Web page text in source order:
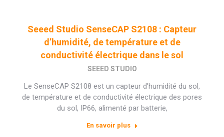
Seeed Studio SenseCAP S2108 : Capteur
d’humidité, de température et de
conductivité électrique dans le sol
SEEED STUDIO
Le SenseCAP S2108 est un capteur d’humidité du sol,
de température et de conductivité électrique des pores
du sol, IP66, alimenté par batterie,
En savoir plus